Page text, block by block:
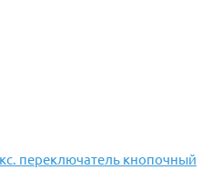
переключатель кнопочный